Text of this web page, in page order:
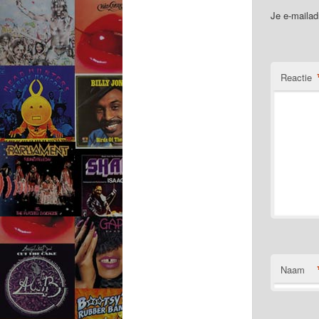
Je e-
Reactie
Naam